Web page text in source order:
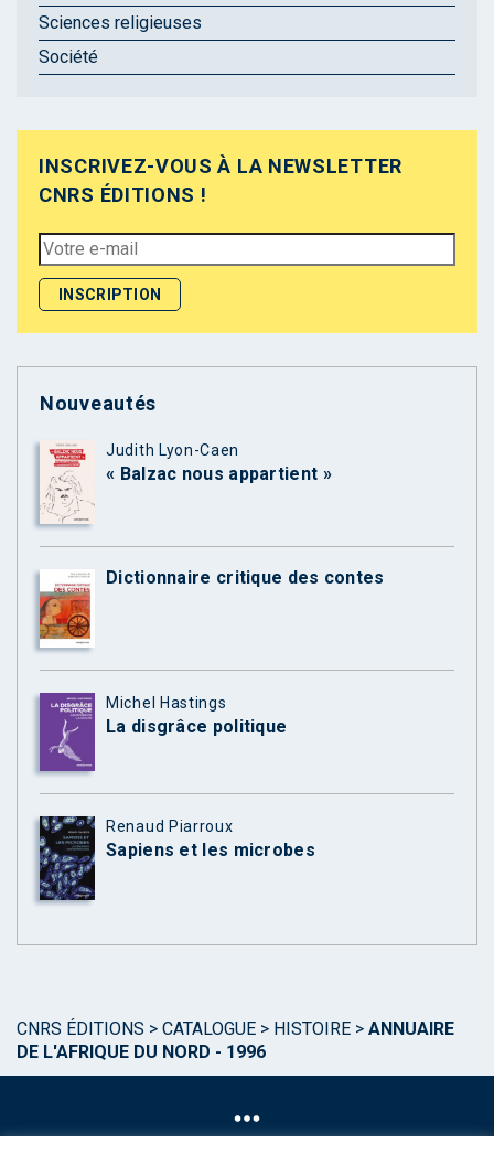
Sciences religieuses
Société
INSCRIVEZ-VOUS À LA NEWSLETTER
CNRS ÉDITIONS !
Nouveautés
Judith Lyon-Caen
« Balzac nous appartient »
Dictionnaire critique des contes
Michel Hastings
La disgrâce politique
Renaud Piarroux
Sapiens et les microbes
CNRS ÉDITIONS > CATALOGUE > HISTOIRE > ANNUAIRE
DE L'AFRIQUE DU NORD - 1996